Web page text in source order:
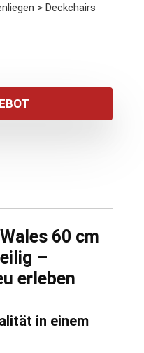
> Deckchairs
€
€.
60 cm
–
erleben
in einem